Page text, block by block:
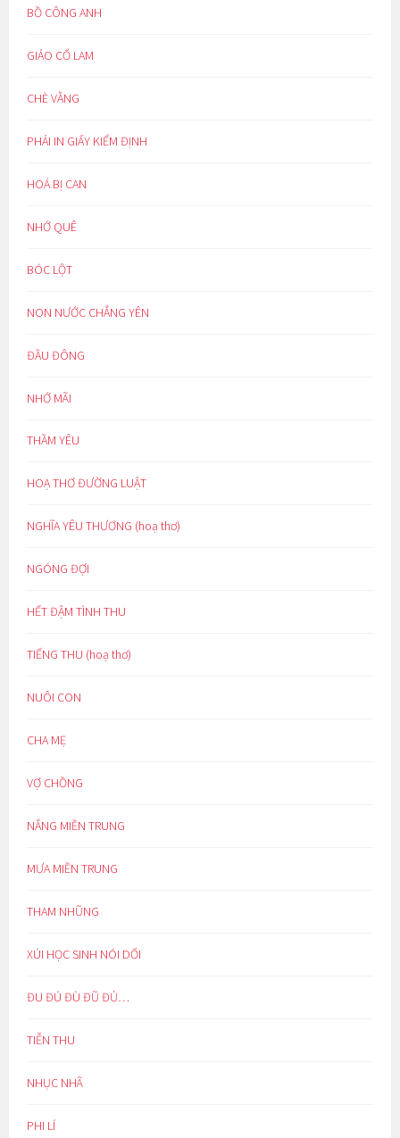
BỒ CÔNG ANH
GIẢO CỔ LAM
CHÈ VẰNG
PHẢI IN GIẤY KIỂM ĐỊNH
HOÁ BỊ CAN
NHỚ QUÊ
BÓC LỘT
NON NƯỚC CHẲNG YÊN
ĐẦU ĐÔNG
NHỚ MÃI
THẦM YÊU
HOẠ THƠ ĐƯỜNG LUẬT
NGHĨA YÊU THƯƠNG (hoạ thơ)
NGÓNG ĐỢI
HẾT ĐẬM TÌNH THU
TIẾNG THU (hoạ thơ)
NUÔI CON
CHA MẸ
VỢ CHỒNG
NẮNG MIỀN TRUNG
MƯA MIỀN TRUNG
THAM NHŨNG
XÚI HỌC SINH NÓI DỐI
ĐU ĐÚ ĐÙ ĐŨ ĐỦ…
TIỄN THU
NHỤC NHÃ
PHI LÍ